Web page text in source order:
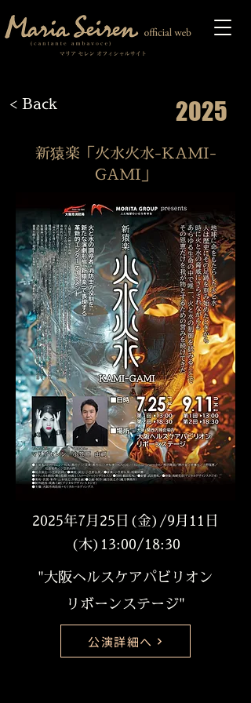
< Back 2025
新猿楽「火水火水-KAMI-
GAMI」
2025年7月25日(金)/9月11日
(木)13:00/18:30
"大阪ヘルスケアパビリオン
リボーンステージ"
公演詳細へ